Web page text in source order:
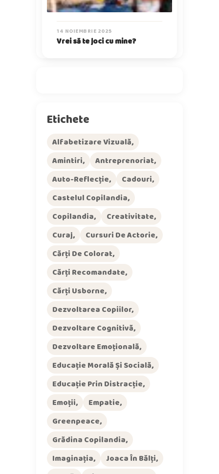
14 NOIEMBRIE 2025
Vrei să te joci cu mine?
Etichete
Alfabetizare Vizuală
Amintiri
Antreprenoriat
Auto-Reflecție
Cadouri
Castelul Copilandia
Copilandia
Creativitate
Curaj
Cursuri De Actorie
Cărți De Colorat
Cărți Recomandate
Cărți Usborne
Dezvoltarea Copiilor
Dezvoltare Cognitivă
Dezvoltare Emoțională
Educație Morală Și Socială
Educație Prin Distracție
Emoții
Empatie
Greenpeace
Grădina Copilandia
Imaginația
Joaca În Bălți